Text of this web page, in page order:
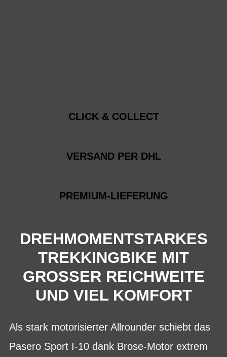
CLICK & COLLECT
VERSAND PER DHL
PREMIUM-LIEFERUNG
DREHMOMENTSTARKES
TREKKINGBIKE MIT
GROSSER REICHWEITE
UND VIEL KOMFORT
Als stark motorisierter Allrounder schiebt das
Pasero Sport I-10 dank Brose-Motor extrem